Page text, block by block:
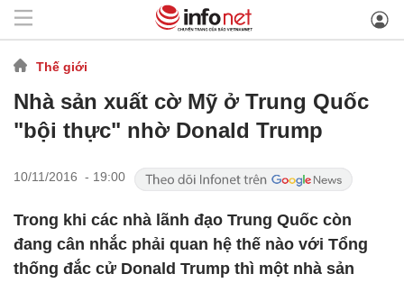
Thế giới
Nhà sản xuất cờ Mỹ ở Trung Quốc
"bội thực" nhờ Donald Trump
10/11/2016 - 19:00
Trong khi các nhà lãnh đạo Trung Quốc còn
đang cân nhắc phải quan hệ thế nào với Tổng
thống đắc cử Donald Trump thì một nhà sản